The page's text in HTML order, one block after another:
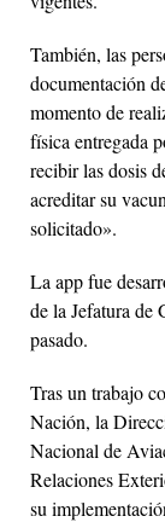
También, las
documentación
momento de
física entregada
recibir las dosis
acreditar su
solicitado».
La app fue
de la Jefatura de
pasado.
Tras un trabajo
Nación, la
Nacional de
Relaciones
su